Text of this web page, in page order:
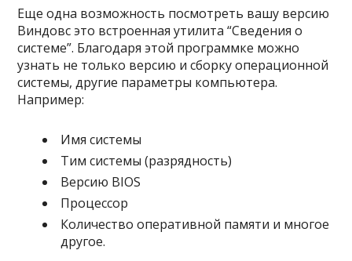
Еще одна возможность посмотреть вашу версию
Виндовс это встроенная утилита “Сведения о
системе”. Благодаря этой программке можно
узнать не только версию и сборку операционной
системы, другие параметры компьютера.
Например:
Имя системы
Тим системы (разрядность)
Версию BIOS
Процессор
Количество оперативной памяти и многое
другое.